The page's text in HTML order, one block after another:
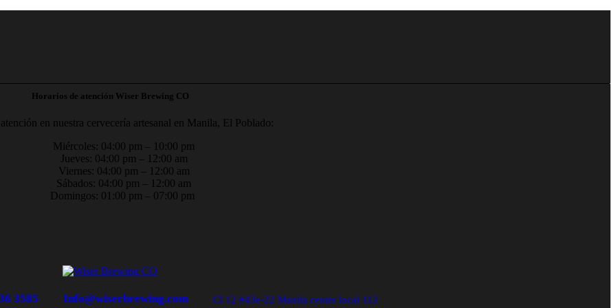
Horarios de atención Wiser Brewing CO
en nuestra cervecería artesanal en Manila, El Poblado:
Miércoles: 04:00 pm – 10:00 pm
Jueves: 04:00 pm – 12:00 am
Viernes: 04:00 pm – 12:00 am
Sábados: 04:00 pm – 12:00 am
Domingos: 01:00 pm – 07:00 pm
3585 Info@wiserbrewing.com Cl 12 #43e-22 Manila center local 112